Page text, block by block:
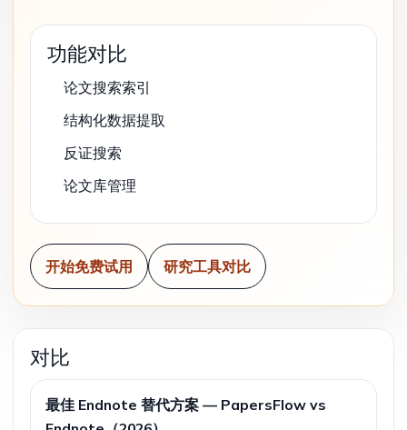
功能对比
论文搜索索引
结构化数据提取
反证搜索
论文库管理
开始免费试用 研究工具对比
对比
最佳 Endnote 替代方案 — PapersFlow vs